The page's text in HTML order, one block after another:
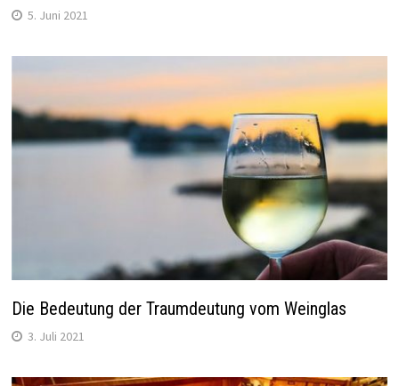
5. Juni 2021
Die Bedeutung der Traumdeutung vom Weinglas
3. Juli 2021